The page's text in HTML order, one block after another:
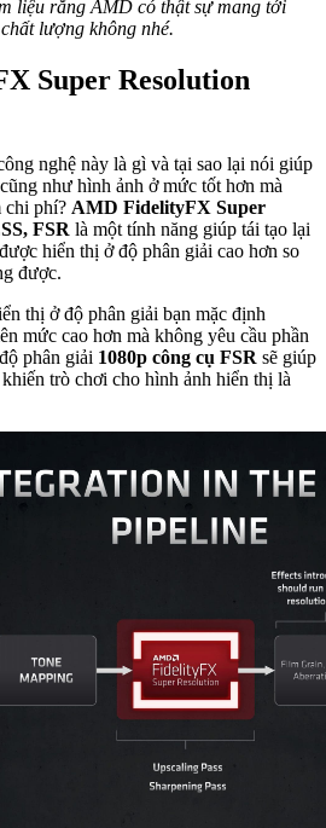
liệu rằng AMD có thật sự mang tới
lượng không nhé.
Super Resolution
nghệ này là gì và tại sao lại nói giúp
như hình ảnh ở mức tốt hơn mà
chi phí? AMD FidelityFX Super
FSR là một tính năng giúp tái tạo lại
hiển thị ở độ phân giải cao hơn so
được.
thị ở độ phân giải bạn mặc định
mức cao hơn mà không yêu cầu phần
phân giải 1080p công cụ FSR sẽ giúp
trò chơi cho hình ảnh hiển thị là